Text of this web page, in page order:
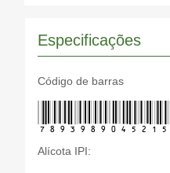
INFINITI
INFINITI
INFINITI
INFINITI
INFINITI
Especificações
Código de barras
7893989045215
Alícota IPI: